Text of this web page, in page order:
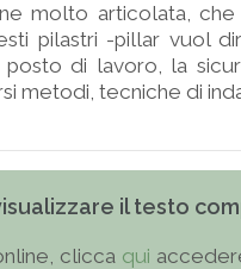
molto articolata,
pilastri -pillar vuol
di lavoro, la
metodi, tecniche di
il testo
clicca qui